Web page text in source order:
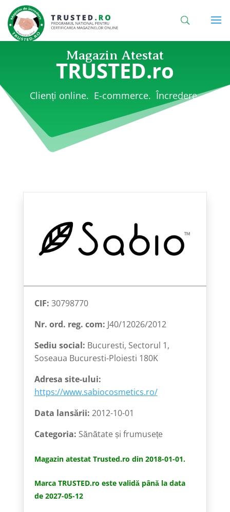
Magazin Atestat
TRUSTED.ro
Clienți online. E-commerce. Încredere.
CIF: 30798770
Nr. ord. reg. com: J40/12026/2012
Sediu social: Bucuresti, Sectorul 1,
Soseaua Bucuresti-Ploiesti 180K
Adresa site-ului:
https://www.sabiocosmetics.ro/
Data lansării: 2012-10-01
Categoria: Sănătate și frumusețe
Magazin atestat Trusted.ro din 2018-01-01.
Marca TRUSTED.ro este validă până la data
de 2027-05-12